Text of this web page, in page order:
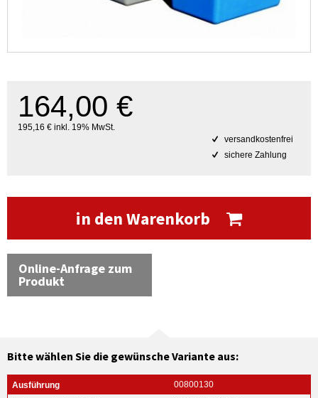
164,00 €
195,16 € inkl. 19% MwSt.
versandkostenfrei
sichere Zahlung
in den Warenkorb
Online-Anfrage zum
Produkt
Bitte wählen Sie die gewünsche Variante aus:
00800130